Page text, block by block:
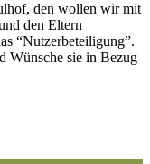
den wollen wir mit
den Eltern
“Nutzerbeteiligung”.
Wünsche sie in Bezug